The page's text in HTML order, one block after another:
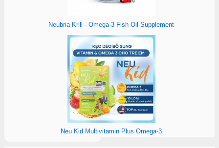
Neubria Krill - Omega-3 Fish Oil Supplement
Neu Kid Multivitamin Plus Omega-3